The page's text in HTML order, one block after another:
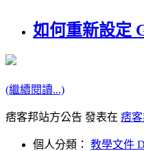
如何重新設定
(繼續閱讀...)
痞客邦站方公告 發表在 痞
個人分類： 教學文件